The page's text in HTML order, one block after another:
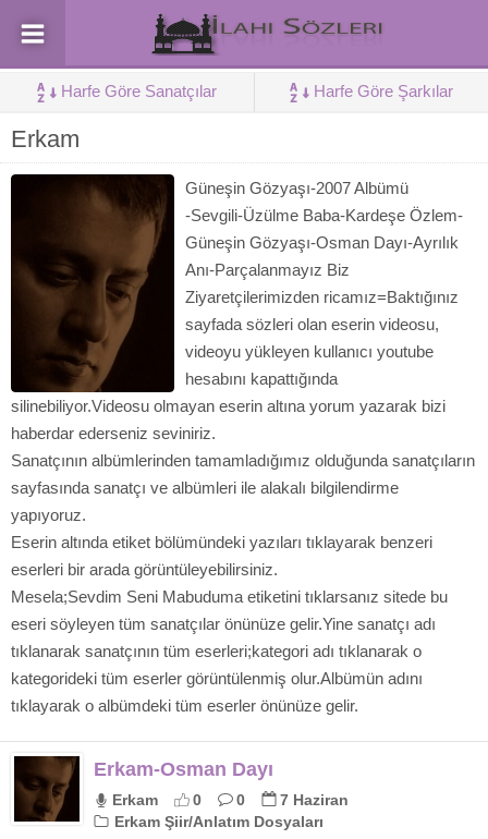
Harfe Göre Sanatçılar Harfe Göre Şarkılar
Erkam
Güneşin Gözyaşı-2007 Albümü
-Sevgili-Üzülme Baba-Kardeşe Özlem-
Güneşin Gözyaşı-Osman Dayı-Ayrılık
Anı-Parçalanmayız Biz
Ziyaretçilerimizden ricamız=Baktığınız
sayfada sözleri olan eserin videosu,
videoyu yükleyen kullanıcı youtube
hesabını kapattığında
silinebiliyor.Videosu olmayan eserin altına yorum yazarak bizi
haberdar ederseniz seviniriz.
Sanatçının albümlerinden tamamladığımız olduğunda sanatçıların
sayfasında sanatçı ve albümleri ile alakalı bilgilendirme
yapıyoruz.
Eserin altında etiket bölümündeki yazıları tıklayarak benzeri
eserleri bir arada görüntüleyebilirsiniz.
Mesela;Sevdim Seni Mabuduma etiketini tıklarsanız sitede bu
eseri söyleyen tüm sanatçılar önünüze gelir.Yine sanatçı adı
tıklanarak sanatçının tüm eserleri;kategori adı tıklanarak o
kategorideki tüm eserler görüntülenmiş olur.Albümün adını
tıklayarak o albümdeki tüm eserler önünüze gelir.
Erkam-Osman Dayı
Erkam 0 0
7 Haziran
Erkam Şiir/Anlatım Dosyaları